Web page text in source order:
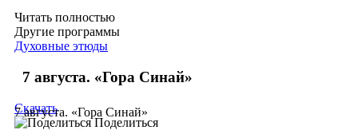
Читать полностью
Другие программы
Духовные этюды
7 августа. «Гора Синай»
7 августа. «Гора Синай»
Скачать
Поделиться